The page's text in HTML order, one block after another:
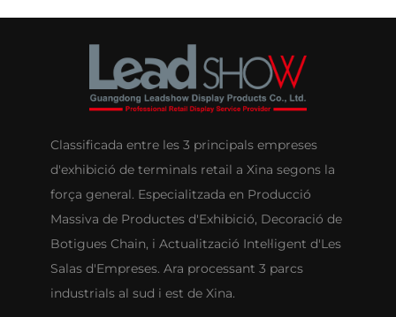
Classificada entre les 3 principals empreses
d'exhibició de terminals retail a Xina segons la
força general. Especialitzada en Producció
Massiva de Productes d'Exhibició, Decoració de
Botigues Chain, i Actualització Intel·ligent d'Les
Salas d'Empreses. Ara processant 3 parcs
industrials al sud i est de Xina.